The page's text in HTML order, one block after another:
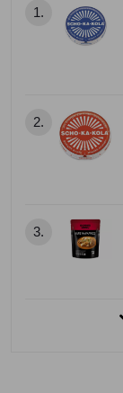
1.
2.
3.